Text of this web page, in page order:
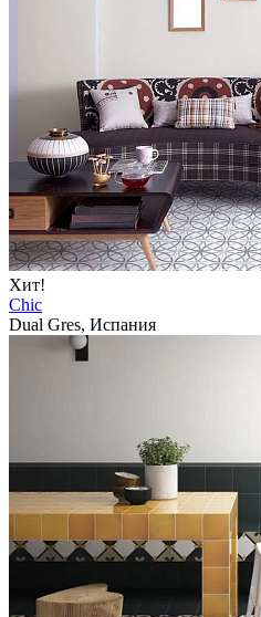
Хит!
Chic
Dual Gres, Испания